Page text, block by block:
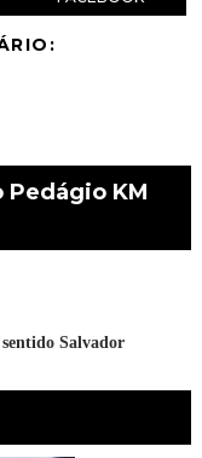
Pedágio KM
Salvador